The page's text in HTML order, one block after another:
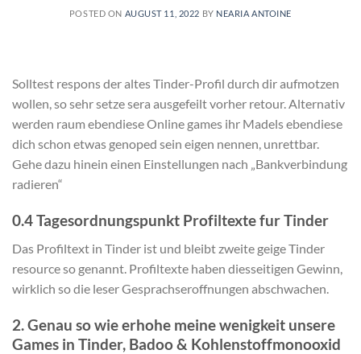
POSTED ON AUGUST 11, 2022 BY NEARIA ANTOINE
Solltest respons der altes Tinder-Profil durch dir aufmotzen
wollen, so sehr setze sera ausgefeilt vorher retour. Alternativ
werden raum ebendiese Online games ihr Madels ebendiese
dich schon etwas genoped sein eigen nennen, unrettbar.
Gehe dazu hinein einen Einstellungen nach „Bankverbindung
radieren“
0.4 Tagesordnungspunkt Profiltexte fur Tinder
Das Profiltext in Tinder ist und bleibt zweite geige Tinder
resource so genannt. Profiltexte haben diesseitigen Gewinn,
wirklich so die leser Gesprachseroffnungen abschwachen.
2. Genau so wie erhohe meine wenigkeit unsere
Games in Tinder, Badoo & Kohlenstoffmonooxid